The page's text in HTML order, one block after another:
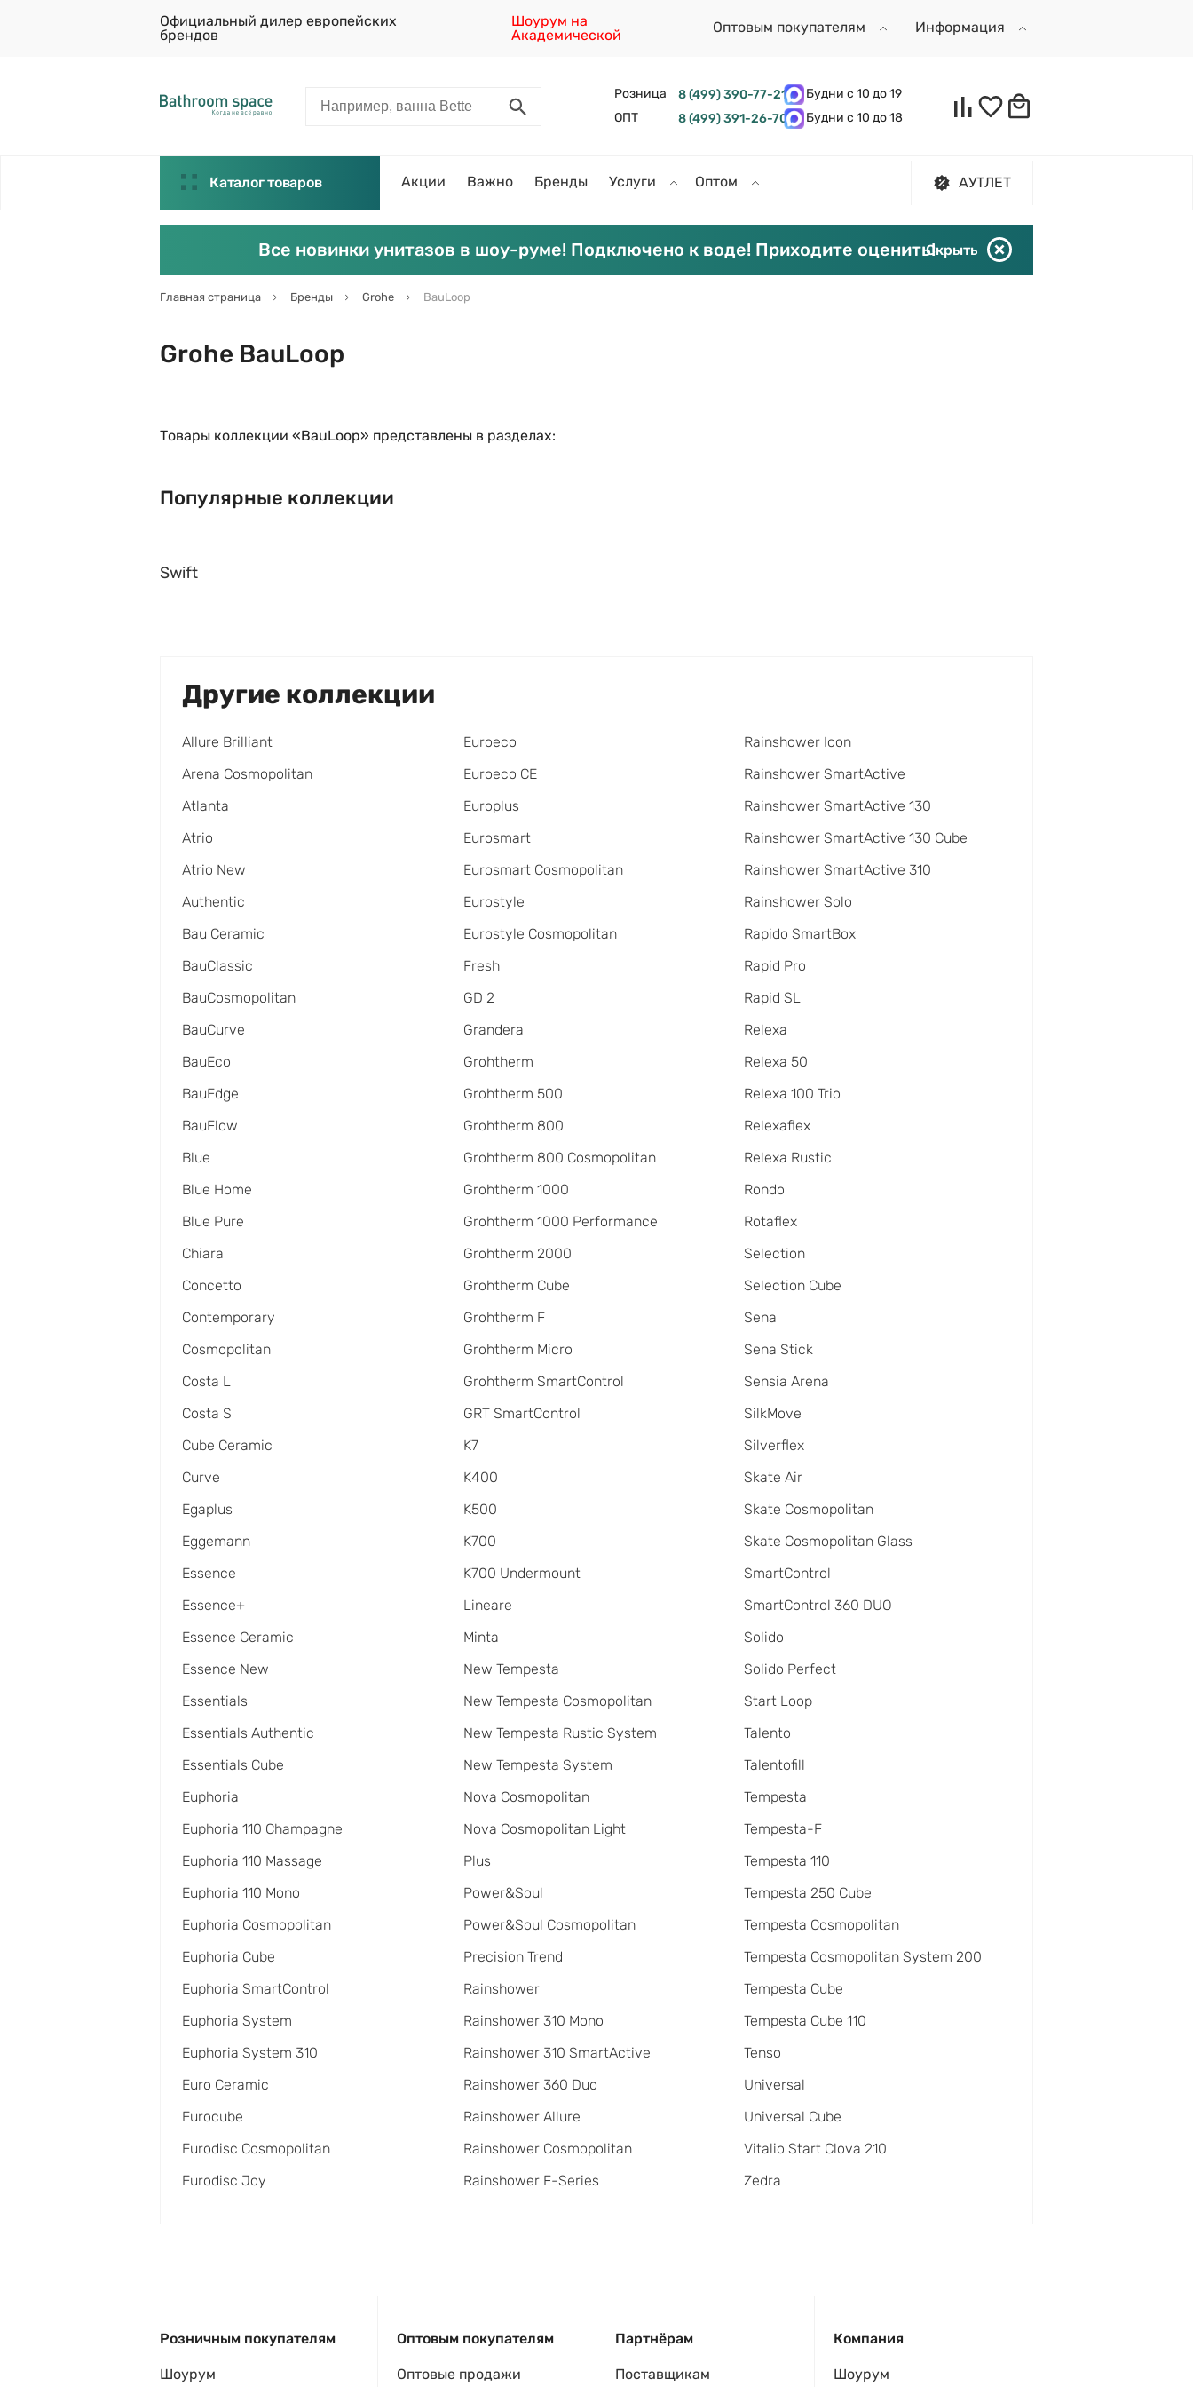
Официальный дилер европейских
брендов
Шоурум на
Академической
Оптовым покупателям Информация
Розница 8 (499) 390-77-21
Будни с 10 до 19
ОПТ
8 (499) 391-26-70 Будни с 10 до 18
Каталог товаров Акции Важно Бренды Услуги Оптом АУТЛЕТ
Все новинки унитазов в шоу-руме! Подключено к воде! Приходите оценить!Скрыть
Главная страница Бренды Grohe BauLoop
Grohe BauLoop
Товары коллекции «BauLoop» представлены в разделах:
Популярные коллекции
Swift
Другие коллекции
Allure Brilliant
Arena Cosmopolitan
Atlanta
Atrio
Atrio New
Authentic
Bau Ceramic
BauClassic
BauCosmopolitan
BauCurve
BauEco
BauEdge
BauFlow
Blue
Blue Home
Blue Pure
Chiara
Concetto
Contemporary
Cosmopolitan
Costa L
Costa S
Cube Ceramic
Curve
Egaplus
Eggemann
Essence
Essence+
Essence Ceramic
Essence New
Essentials
Essentials Authentic
Essentials Cube
Euphoria
Euphoria 110 Champagne
Euphoria 110 Massage
Euphoria 110 Mono
Euphoria Cosmopolitan
Euphoria Cube
Euphoria SmartControl
Euphoria System
Euphoria System 310
Euro Ceramic
Eurocube
Eurodisc Cosmopolitan
Eurodisc Joy
Euroeco
Euroeco CE
Europlus
Eurosmart
Eurosmart Cosmopolitan
Eurostyle
Eurostyle Cosmopolitan
Fresh
GD 2
Grandera
Grohtherm
Grohtherm 500
Grohtherm 800
Grohtherm 800 Cosmopolitan
Grohtherm 1000
Grohtherm 1000 Performance
Grohtherm 2000
Grohtherm Cube
Grohtherm F
Grohtherm Micro
Grohtherm SmartControl
GRT SmartControl
K7
K400
K500
K700
K700 Undermount
Lineare
Minta
New Tempesta
New Tempesta Cosmopolitan
New Tempesta Rustic System
New Tempesta System
Nova Cosmopolitan
Nova Cosmopolitan Light
Plus
Power&Soul
Power&Soul Cosmopolitan
Precision Trend
Rainshower
Rainshower 310 Mono
Rainshower 310 SmartActive
Rainshower 360 Duo
Rainshower Allure
Rainshower Cosmopolitan
Rainshower F-Series
Rainshower Icon
Rainshower SmartActive
Rainshower SmartActive 130
Rainshower SmartActive 130 Cube
Rainshower SmartActive 310
Rainshower Solo
Rapido SmartBox
Rapid Pro
Rapid SL
Relexa
Relexa 50
Relexa 100 Trio
Relexaflex
Relexa Rustic
Rondo
Rotaflex
Selection
Selection Cube
Sena
Sena Stick
Sensia Arena
SilkMove
Silverflex
Skate Air
Skate Cosmopolitan
Skate Cosmopolitan Glass
SmartControl
SmartControl 360 DUO
Solido
Solido Perfect
Start Loop
Talento
Talentofill
Tempesta
Tempesta-F
Tempesta 110
Tempesta 250 Cube
Tempesta Cosmopolitan
Tempesta Cosmopolitan System 200
Tempesta Cube
Tempesta Cube 110
Tenso
Universal
Universal Cube
Vitalio Start Clova 210
Zedra
Розничным покупателям
Шоурум
Оптовым покупателям
Оптовые продажи
Партнёрам
Поставщикам
Компания
Шоурум